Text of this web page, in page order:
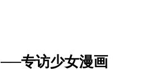
──专访少女漫画